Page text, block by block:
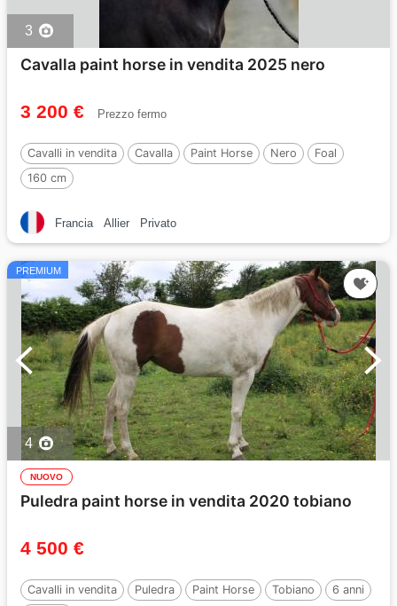
3
Cavalla paint horse in vendita 2025 nero
3 200 € Prezzo fermo
Cavalli in vendita Cavalla Paint Horse Nero
Foal
160 cm
Francia Allier Privato
PREMIUM
4
NUOVO
Puledra paint horse in vendita 2020 tobiano
4 500 €
Cavalli in vendita Puledra Paint Horse Tobiano
6 anni